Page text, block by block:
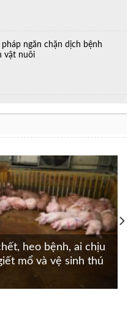
pháp ngăn chặn dịch bệnh
vật nuôi
heo bệnh, ai chịu
mổ và vệ sinh thú